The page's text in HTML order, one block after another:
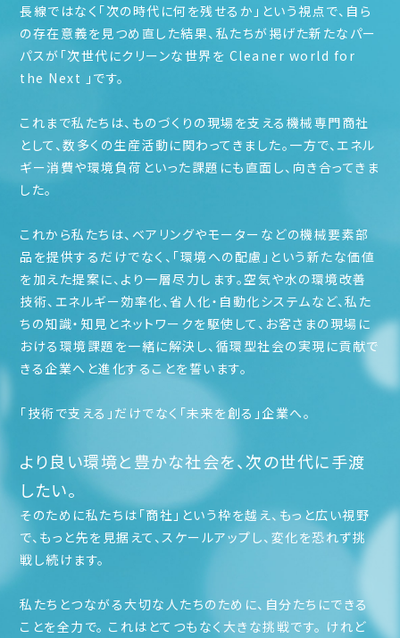
長線ではなく「次の時代に何を残せるか」という視点で、自ら
の存在意義を見つめ直した結果、 私たちが掲げた新たなパー
パスが「次世代にクリーンな世界を Cleaner world for
the Next 」です。
これまで私たちは、ものづくりの現場を支える機械専門商社
として、数多くの生産活動に関わってきました。 一方で、エネル
ギー消費や環境負荷といった課題にも直面し、向き合ってきま
した。
これから私たちは、ベアリングやモーターなどの機械要素部
品を提供するだけでなく、 「環境への配慮」という新たな価値
を加えた提案に、より一層尽力します。 空気や水の環境改善
技術、エネルギー効率化、省人化・自動化システムなど、私た
ちの知識・知見とネットワークを駆使して、 お客さまの現場に
おける環境課題を一緒に解決し、循環型社会の実現に貢献で
きる企業へと進化することを誓います。
「技術で支える」だけでなく「未来を創る」企業へ。
より良い環境と豊かな社会を、次の世代に手渡
したい。
そのために私たちは「商社」という枠を越え、もっと広い視野
で、もっと先を見据えて、 スケールアップし、変化を恐れず挑
戦し続けます。
私たちとつながる大切な人たちのために、自分たちにできる
ことを全力で。 これはとてつもなく大きな挑戦です。 けれど